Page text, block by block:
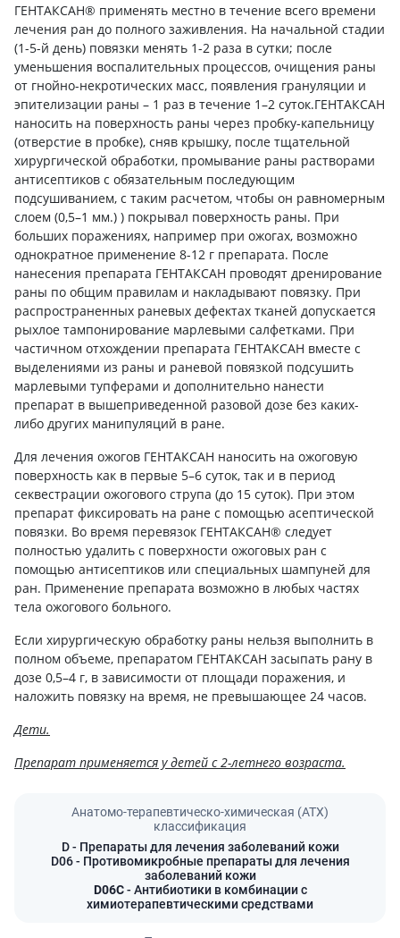
ГЕНТАКСАН® применять местно в течение всего времени
лечения ран до полного заживления. На начальной стадии
(1-5-й день) повязки менять 1-2 раза в сутки; после
уменьшения воспалительных процессов, очищения раны
от гнойно-некротических масс, появления грануляции и
эпителизации раны – 1 раз в течение 1–2 суток.ГЕНТАКСАН
наносить на поверхность раны через пробку-капельницу
(отверстие в пробке), сняв крышку, после тщательной
хирургической обработки, промывание раны растворами
антисептиков с обязательным последующим
подсушиванием, с таким расчетом, чтобы он равномерным
слоем (0,5–1 мм.) ) покрывал поверхность раны. При
больших поражениях, например при ожогах, возможно
однократное применение 8-12 г препарата. После
нанесения препарата ГЕНТАКСАН проводят дренирование
раны по общим правилам и накладывают повязку. При
распространенных раневых дефектах тканей допускается
рыхлое тампонирование марлевыми салфетками. При
частичном отхождении препарата ГЕНТАКСАН вместе с
выделениями из раны и раневой повязкой подсушить
марлевыми тупферами и дополнительно нанести
препарат в вышеприведенной разовой дозе без каких-
либо других манипуляций в ране.
Для лечения ожогов ГЕНТАКСАН наносить на ожоговую
поверхность как в первые 5–6 суток, так и в период
секвестрации ожогового струпа (до 15 суток). При этом
препарат фиксировать на ране с помощью асептической
повязки. Во время перевязок ГЕНТАКСАН® следует
полностью удалить с поверхности ожоговых ран с
помощью антисептиков или специальных шампуней для
ран. Применение препарата возможно в любых частях
тела ожогового больного.
Если хирургическую обработку раны нельзя выполнить в
полном объеме, препаратом ГЕНТАКСАН засыпать рану в
дозе 0,5–4 г, в зависимости от площади поражения, и
наложить повязку на время, не превышающее 24 часов.
Дети.
Препарат применяется у детей с 2-летнего возраста.
Анатомо-терапевтическо-химическая (АТХ)
классификация
D- Препараты для лечения заболеваний кожи
D06- Противомикробные препараты для лечения
заболеваний кожи
D06C- Антибиотики в комбинации с
химиотерапевтическими средствами